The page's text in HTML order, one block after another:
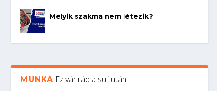
Melyik szakma nem létezik?
MUNKA Ez vár rád a suli után